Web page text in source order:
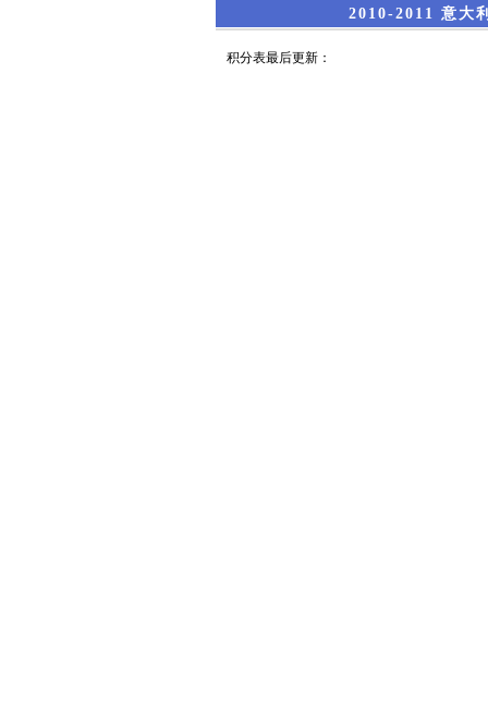
2010-2011 意大
积分表最后更新：